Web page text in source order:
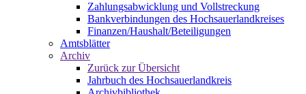
Zahlungsabwicklung und Vollstreckung
Bankverbindungen des Hochsauerlandkreises
Finanzen/Haushalt/Beteiligungen
Amtsblätter
Archiv
Zurück zur Übersicht
Jahrbuch des Hochsauerlandkreis